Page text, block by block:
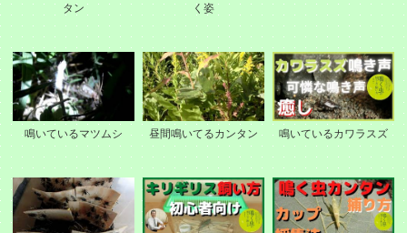
タン
く姿
鳴いているマツムシ 昼間鳴いてるカンタン 鳴いているカワラスズ